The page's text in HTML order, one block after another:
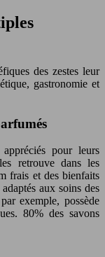
des zestes leur
gastronomie et
pour leurs
retrouve dans les
frais et des bienfaits
aux soins des
exemple, possède
80% des savons